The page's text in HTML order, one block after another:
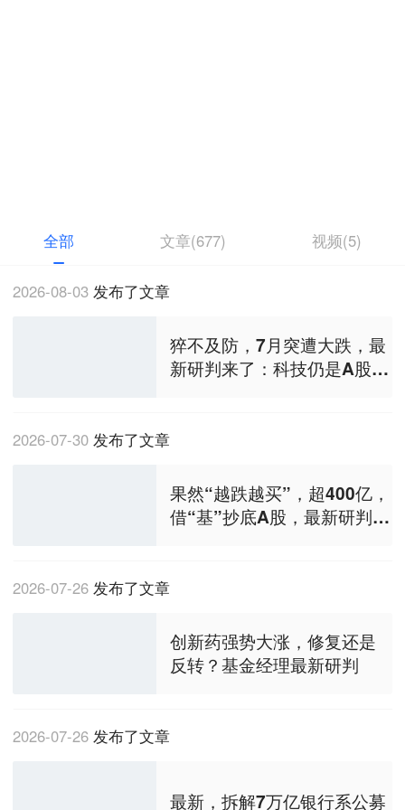
全部 文章(677) 视频(5)
2026-08-03 发布了文章
猝不及防，7月突遭大跌，最
新研判来了：科技仍是A股核
2026-07-30 发布了文章
果然“越跌越买”，超400亿，
借“基”抄底A股，最新研判：
2026-07-26 发布了文章
创新药强势大涨，修复还是
反转？基金经理最新研判
2026-07-26 发布了文章
最新，拆解7万亿银行系公募